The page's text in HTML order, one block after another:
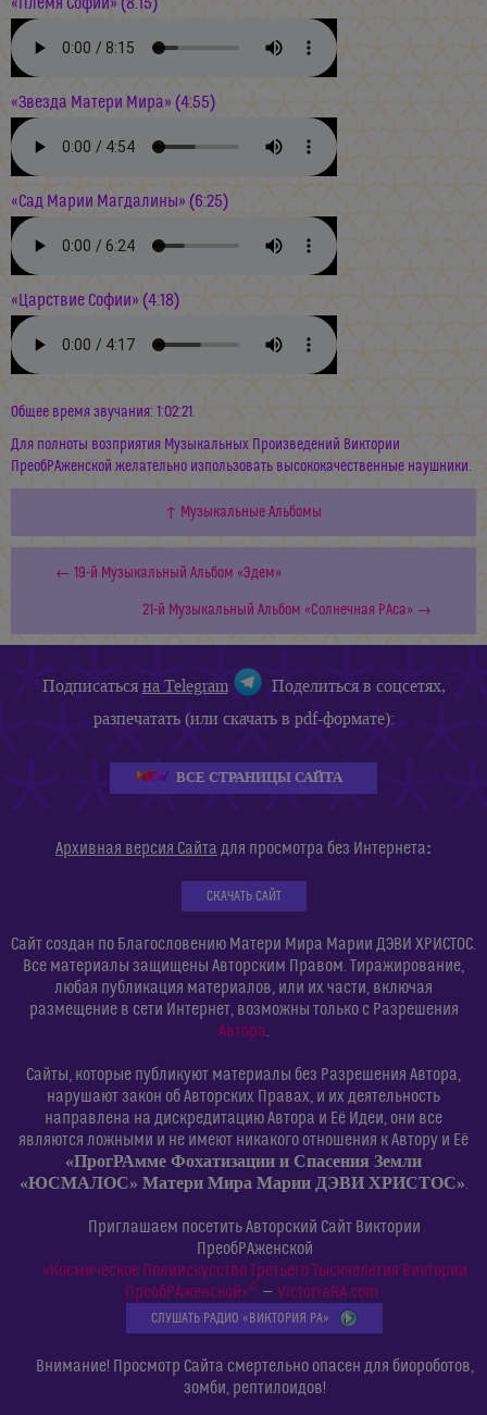
«Звезда Матери Мира» (4:55)
«Сад Марии Магдалины» (6:25)
«Царствие Софии» (4:18)
Общее время звучания: 1:02:21.
Для полноты возприятия Музыкальных Произведений Виктории
ПреобРАженской желательно изпользовать высококачественные наушники.
↑ Музыкальные Альбомы
← 19-й Музыкальный Альбом «Эдем»
21-й Музыкальный Альбом «Солнечная РАса» →
Подписатьсяна Telegram
Поделиться в соцсетях,
разпечатать (или скачать в pdf-формате):
ВСЕ СТРАНИЦЫ САЙТА
Архивная версия Сайта для просмотра без Интернета:
СКАЧАТЬ САЙТ
Сайт создан по Благословению Матери Мира Марии ДЭВИ ХРИСТОС.
Все материалы защищены Авторским Правом. Тиражирование,
любая публикация материалов, или их части, включая
размещение в сети Интернет, возможны только с Разрешения
Автора.
Сайты, которые публикуют материалы без Разрешения Автора,
нарушают закон об Авторских Правах, и их деятельность
направлена на дискредитацию Автора и Её Идеи, они все
являются ложными и не имеют никакого отношения к Автору и Её
«ПрогРАмме Фохатизации и Спасения Земли
«ЮСМАЛОС» Матери Мира Марии ДЭВИ ХРИСТОС».
Приглашаем посетить Авторский Сайт Виктории
ПреобРАженской
«Космическое Полиискусство Третьего Тысячелетия Виктории
ПреобРАженской»©— VictoriaRA.com
СЛУШАТЬ РАДИО «ВИКТОРИЯ РА»
Внимание! Просмотр Сайта смертельно опасен для биороботов,
зомби, рептилоидов!